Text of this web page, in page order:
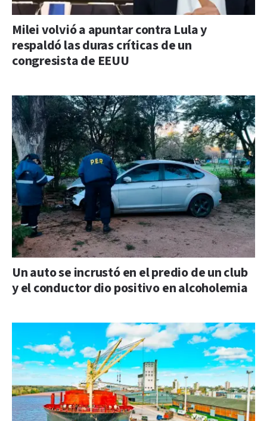
Milei volvió a apuntar contra Lula y
respaldó las duras críticas de un
congresista de EEUU
Un auto se incrustó en el predio de un club
y el conductor dio positivo en alcoholemia